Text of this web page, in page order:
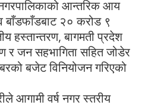
आन्तरिक आय
२० करोड ९
हस्तान्तरण, बागमती प्रदेश
र जन सहभागिता सहित जोडेर
बजेट विनियोजन गरिएको
आगामी वर्ष नगर स्तरीय